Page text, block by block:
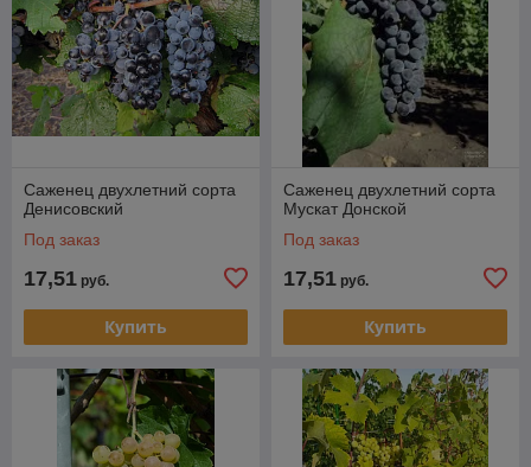
Саженец двухлетний сорта
Денисовский
Под заказ
17,51 руб.
Купить
Саженец двухлетний сорта
Мускат Донской
Под заказ
17,51 руб.
Купить